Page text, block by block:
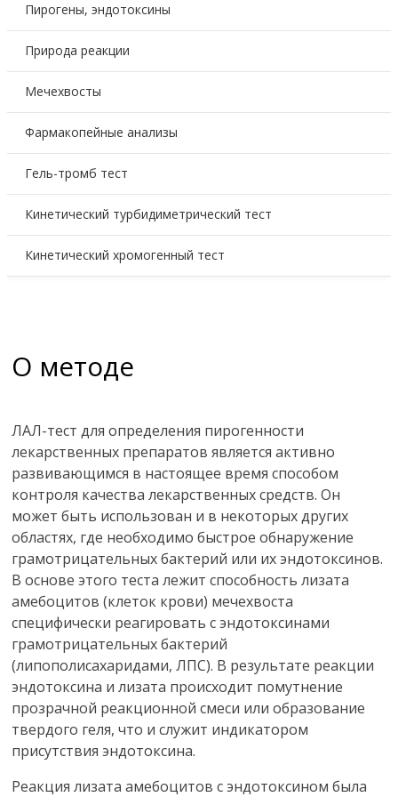
Пирогены, эндотоксины
Природа реакции
Мечехвосты
Фармакопейные анализы
Гель-тромб тест
Кинетический турбидиметрический тест
Кинетический хромогенный тест
О методе
ЛАЛ-тест для определения пирогенности
лекарственных препаратов является активно
развивающимся в настоящее время способом
контроля качества лекарственных средств. Он
может быть использован и в некоторых других
областях, где необходимо быстрое обнаружение
грамотрицательных бактерий или их эндотоксинов.
В основе этого теста лежит способность лизата
амебоцитов (клеток крови) мечехвоста
специфически реагировать с эндотоксинами
грамотрицательных бактерий
(липополисахаридами, ЛПС). В результате реакции
эндотоксина и лизата происходит помутнение
прозрачной реакционной смеси или образование
твердого геля, что и служит индикатором
присутствия эндотоксина.
Реакция лизата амебоцитов с эндотоксином была